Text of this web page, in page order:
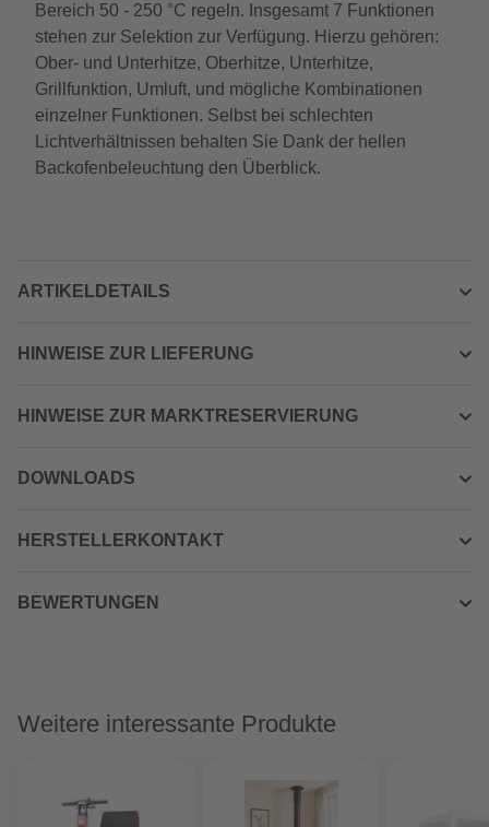
Bereich 50 - 250 °C regeln. Insgesamt 7 Funktionen
stehen zur Selektion zur Verfügung. Hierzu gehören:
Ober- und Unterhitze, Oberhitze, Unterhitze,
Grillfunktion, Umluft, und mögliche Kombinationen
einzelner Funktionen. Selbst bei schlechten
Lichtverhältnissen behalten Sie Dank der hellen
Backofenbeleuchtung den Überblick.
ARTIKELDETAILS
HINWEISE ZUR LIEFERUNG
HINWEISE ZUR MARKTRESERVIERUNG
DOWNLOADS
HERSTELLERKONTAKT
BEWERTUNGEN
Weitere interessante Produkte